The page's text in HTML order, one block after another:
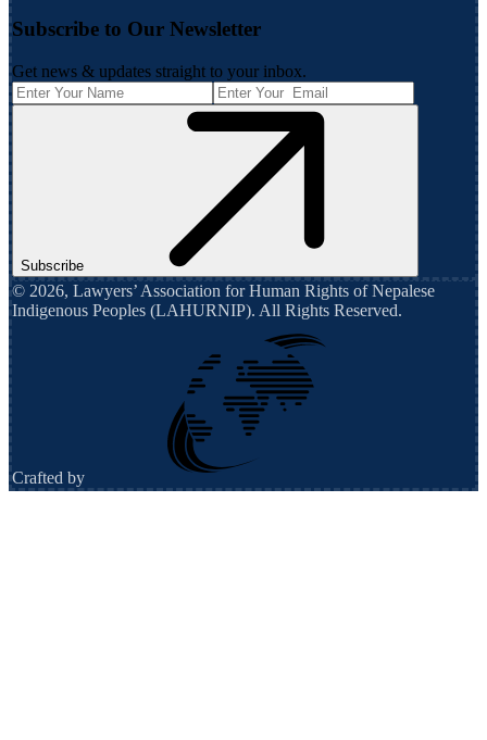
Subscribe to Our Newsletter
Get news & updates straight to your inbox.
Subscribe
© 2026, Lawyers’ Association for Human Rights of Nepalese
Indigenous Peoples (LAHURNIP). All Rights Reserved.
Crafted by